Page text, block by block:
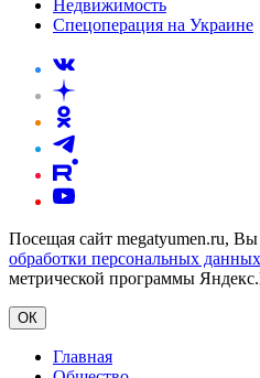
Недвижимость
Спецоперация на Украине
Посещая сайт megatyumen.ru, Вы
обработки персональных данных
метрической программы
ОК
Главная